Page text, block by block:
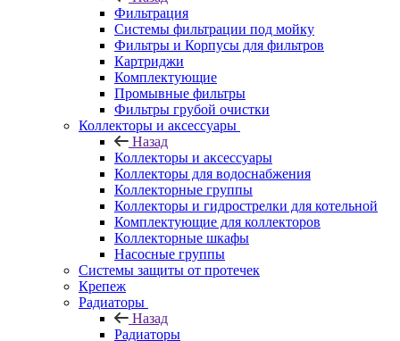
Фильтрация
Системы фильтрации под мойку
Фильтры и Корпусы для фильтров
Картриджи
Комплектующие
Промывные фильтры
Фильтры грубой очистки
Коллекторы и аксессуары
Назад
Коллекторы и аксессуары
Коллекторы для водоснабжения
Коллекторные группы
Коллекторы и гидрострелки для котельной
Комплектующие для коллекторов
Коллекторные шкафы
Насосные группы
Системы защиты от протечек
Крепеж
Радиаторы
Назад
Радиаторы